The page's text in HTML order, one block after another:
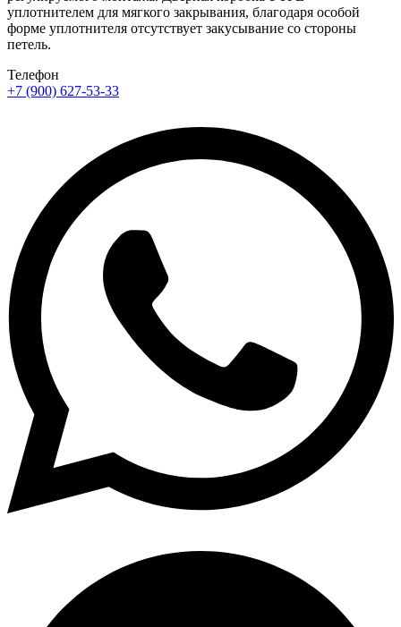
уплотнителем для мягкого закрывания, благодаря особой
форме уплотнителя отсутствует закусывание со стороны
петель.
Телефон
+7 (900) 627-53-33